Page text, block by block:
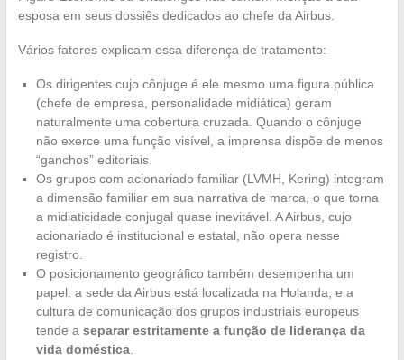
esposa em seus dossiês dedicados ao chefe da Airbus.
Vários fatores explicam essa diferença de tratamento:
Os dirigentes cujo cônjuge é ele mesmo uma figura pública
(chefe de empresa, personalidade midiática) geram
naturalmente uma cobertura cruzada. Quando o cônjuge
não exerce uma função visível, a imprensa dispõe de menos
“ganchos” editoriais.
Os grupos com acionariado familiar (LVMH, Kering) integram
a dimensão familiar em sua narrativa de marca, o que torna
a midiaticidade conjugal quase inevitável. A Airbus, cujo
acionariado é institucional e estatal, não opera nesse
registro.
O posicionamento geográfico também desempenha um
papel: a sede da Airbus está localizada na Holanda, e a
cultura de comunicação dos grupos industriais europeus
tende a separar estritamente a função de liderança da
vida doméstica.